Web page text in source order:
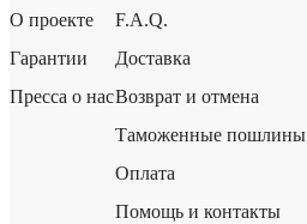
О проекте
Гарантии
Пресса о нас
F.A.Q.
Доставка
Возврат и отмена
Таможенные пошлины
Оплата
Помощь и контакты